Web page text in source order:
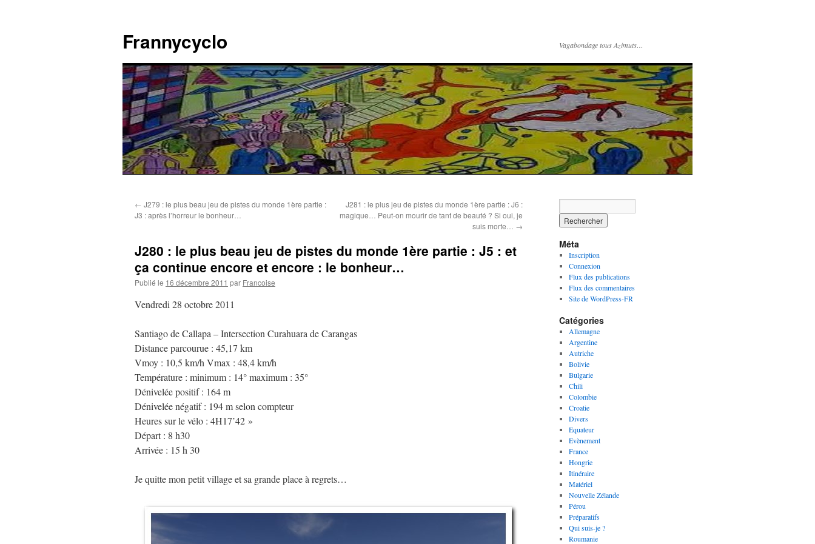
contenu
Frannycyclo Vagabondage tous Azimuts…
← J279 : le plus beau jeu de pistes du monde 1ère partie :
J3 : après l’horreur le bonheur…
J281 : le plus jeu de pistes du monde 1ère partie : J6 :
magique… Peut-on mourir de tant de beauté ? Si oui, je
suis morte… →
J280 : le plus beau jeu de pistes du monde 1ère partie : J5 : et
ça continue encore et encore : le bonheur…
Publié le 16 décembre 2011 par Francoise
Vendredi 28 octobre 2011
Santiago de Callapa – Intersection Curahuara de Carangas
Distance parcourue : 45,17 km
Vmoy : 10,5 km/h Vmax : 48,4 km/h
Température : minimum : 14° maximum : 35°
Dénivelée positif : 164 m
Dénivelée négatif : 194 m selon compteur
Heures sur le vélo : 4H17’42 »
Départ : 8 h30
Arrivée : 15 h 30
Je quitte mon petit village et sa grande place à regrets…
Méta
Inscription
Connexion
Flux des publications
Flux des commentaires
Site de WordPress-FR
Catégories
Allemagne
Argentine
Autriche
Bolivie
Bulgarie
Chili
Colombie
Croatie
Divers
Equateur
Evènement
France
Hongrie
Itinéraire
Matériel
Nouvelle Zélande
Pérou
Préparatifs
Qui suis-je ?
Roumanie